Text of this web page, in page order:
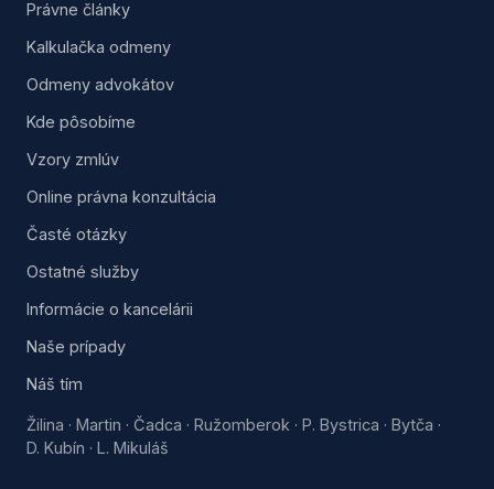
Právne články
Kalkulačka odmeny
Odmeny advokátov
Kde pôsobíme
Vzory zmlúv
Online právna konzultácia
Časté otázky
Ostatné služby
Informácie o kancelárii
Naše prípady
Náš tím
Žilina · Martin · Čadca · Ružomberok · P. Bystrica · Bytča ·
D. Kubín · L. Mikuláš